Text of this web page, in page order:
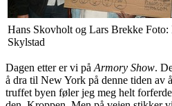
Hans Skovholt og Lars Brekke Foto:
Skylstad
Dagen etter er vi på Armory Show.
å dra til New York på denne tiden av
truffet byen føler jeg meg helt